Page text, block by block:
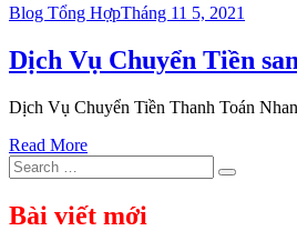
Blog Tổng HợpPosted
Tháng 11 5, 2021
Dịch Vụ Chuyển Tiền
Dịch Vụ Chuyển Tiền Thanh Toán
Read More
Search
for:
Search
Bài viết mới